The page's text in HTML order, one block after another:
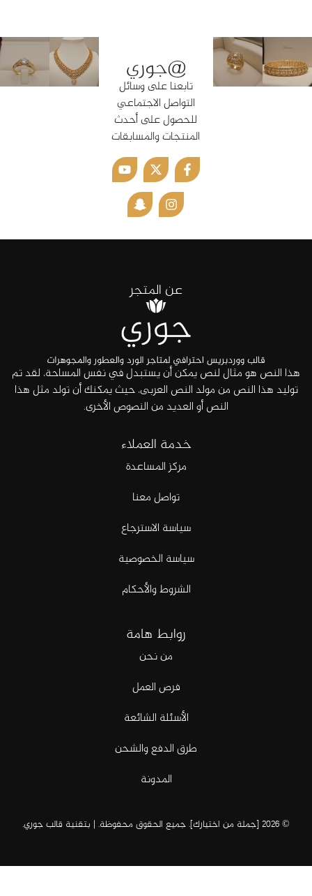
@جوري
تابعنا على وسائل
التواصل الاجتماعي
للحصول على أحدث
المنتجات والمسابقات
خدمة العملاء
مركز المساعدة
تواصل معنا
سياسة الاسترجاع
سياسة الخصوصية
الشروط والأحكام
عن المتجر
هذا النص هو مثال لنص يمكن أن يستبدل في نفس المساحة، لقد تم
توليد هذا النص من مولد النص العربى، حيث يمكنك أن تولد مثل هذا
النص أو العديد من النصوص الأخرى.
روابط هامة
من نحن
فرص العمل
الأسئلة الشائعة
طرق الدفع والشحن
المدونة
© 2026 [جملة من اختيارك]. جميع الحقوق محفوظة. | بتقنية قالب جوري.